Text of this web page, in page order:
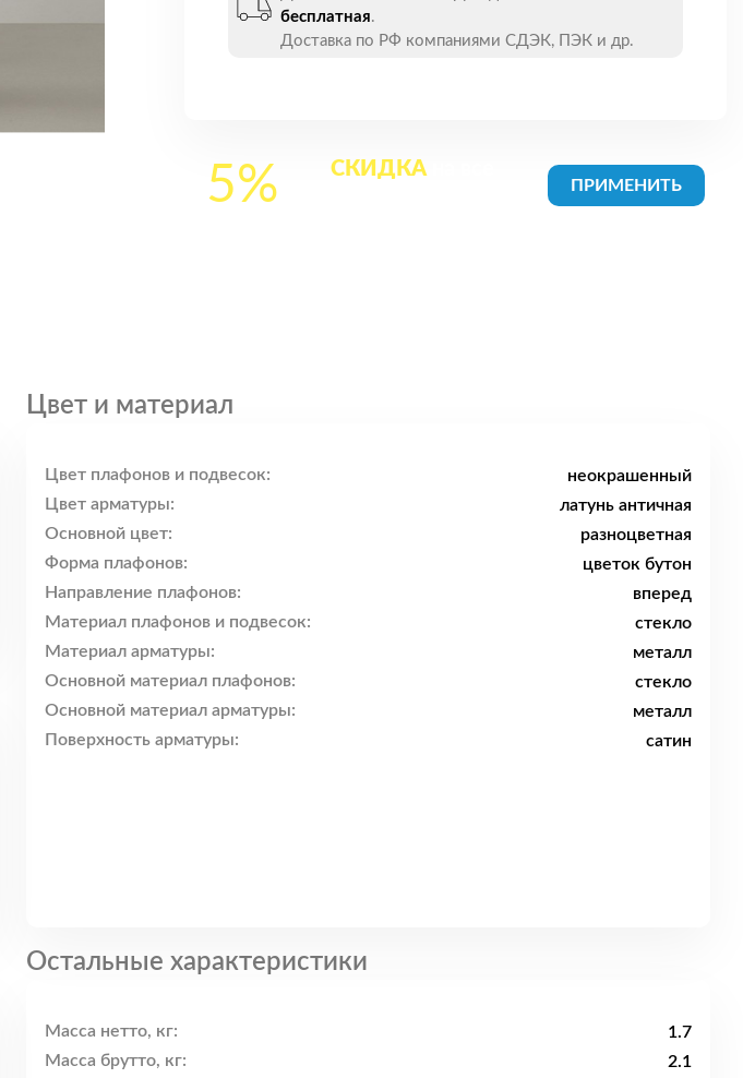
бесплатная.
Доставка по РФ компаниями СДЭК, ПЭК и др.
5% СКИДКА
Цвет и материал
Цвет плафонов и подвесок:
неокрашенный
Цвет арматуры:
латунь античная
Основной цвет:
разноцветная
Форма плафонов:
цветок бутон
Направление плафонов:
вперед
Материал плафонов и подвесок:
стекло
Материал арматуры:
металл
Основной материал плафонов:
стекло
Основной материал арматуры:
металл
Поверхность арматуры:
сатин
Остальные характеристики
Масса нетто, кг:
1.7
Масса брутто, кг:
2.1